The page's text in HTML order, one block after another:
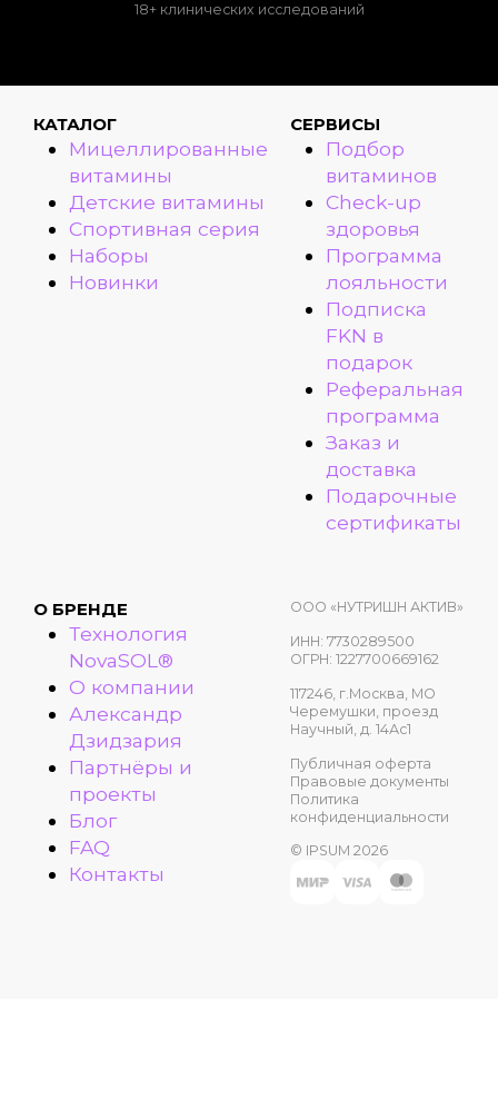
18+ клинических исследований
КАТАЛОГ
Мицеллированные
витамины
Детские витамины
Спортивная серия
Наборы
Новинки
СЕРВИСЫ
Подбор
витаминов
Check-up
здоровья
Программа
лояльности
Подписка
FKN в
подарок
Реферальная
программа
Заказ и
доставка
Подарочные
сертификаты
О БРЕНДЕ
Технология
NovaSOL®
О компании
Александр
Дзидзария
Партнёры и
проекты
Блог
FAQ
Контакты
ООО «НУТРИШН АКТИВ»
ИНН: 7730289500
ОГРН: 1227700669162
117246, г.Москва, МО
Черемушки, проезд
Научный, д. 14Ас1
Публичная оферта
Правовые документы
Политика
конфиденциальности
© IPSUM 2026